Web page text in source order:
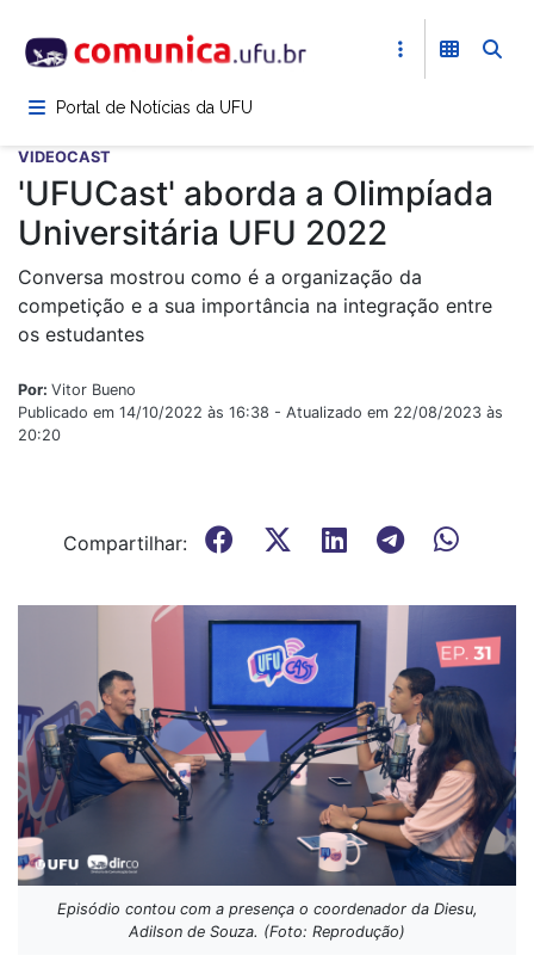
para
conteúdoPortal de Notícias da UFU
VIDEOCAST
'UFUCast' aborda a Olimpíada
Universitária UFU 2022
Conversa mostrou como é a organização da
competição e a sua importância na integração entre
os estudantes
Por: Vitor Bueno
Publicado em 14/10/2022 às 16:38 - Atualizado em 22/08/2023 às
20:20
Compartilhar:
Episódio contou com a presença o coordenador da Diesu,
Adilson de Souza. (Foto: Reprodução)